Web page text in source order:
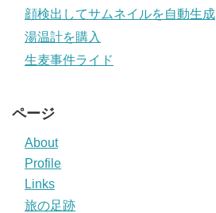
顔検出してサムネイルを自動生成
湯温計を購入
生麦事件ライド
ページ
About
Profile
Links
旅の足跡